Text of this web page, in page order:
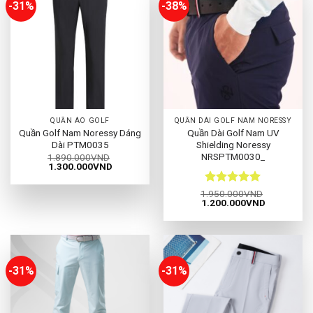
-31%
QUẦN ÁO GOLF
Quần Golf Nam Noressy Dáng
Dài PTM0035
1.890.000VND
Giá
là:
1.300.000VNDGiá
tại
-38%
QUẦN DÀI GOLF NAM NORESSY
Quần Dài Golf Nam UV
Shielding Noressy
NRSPTM0030_
Được xếp
hạng55
1.950.000VND
Giá
là:
1.200.000VNDGiá
tại
-31% -31%